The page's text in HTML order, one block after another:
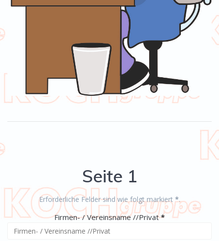
Seite 1
Erforderliche Felder sind wie folgt markiert *.
Firmen- / Vereinsname //Privat(erforderlich)
*